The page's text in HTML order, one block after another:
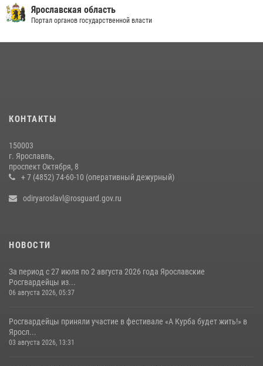
Росгвардейцы изъяли 20 единиц гражданского оружия в связи с
нарушением законодательства
в Ярославской области
ЯРОСЛАВСКИЕ РОСГВАРДЕЙЦЫ ЗА ПРОШЕДШУЮ НЕДЕЛЮ
СОВЕРШИЛИ БОЛЕЕ 300 ВЫЕЗДОВ ПО СИГНАЛАМ «ТРЕВОГА»
Ярославская область
Портал органов государственной власти
КОНТАКТЫ
150003
г. Ярославль,
проспект Октября, 8
+ 7 (4852) 74-60-10 (оперативный дежурный)
odiryaroslavl@rosguard.gov.ru
НОВОСТИ
За период с 27 июля по 2 августа 2026 года Ярославские
Росгвардейцы из...
06 августа 2026, 05:37
Росгвардейцы приняли участие в фестивале «А Курба будет жить!» в
Яросл...
03 августа 2026, 13:31